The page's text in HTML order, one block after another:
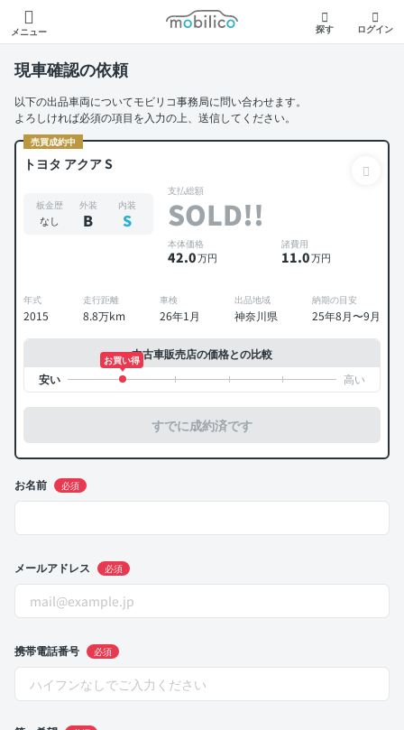
メニュー
モビリコ
探す ログイン
現車確認の依頼
以下の出品車両についてモビリコ事務局に問い合わせます。
よろしければ必須の項目を入力の上、送信してください。
売買成約中
トヨタ アクア S
板金歴
なし
外装
B
内装
S
支払総額
SOLD!!
本体価格
42.0万円
諸費用
11.0万円
年式
2015
走行距離
8.8万km
車検
26年1月
出品地域
神奈川県
納期の目安
25年8月〜9月
中古車販売店の価格との比較
お買い得
すでに成約済です
お名前 必須
メールアドレス 必須
携帯電話番号 必須